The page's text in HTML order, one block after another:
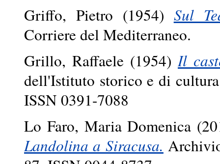
Griffo, Pietro (1954) Sul
Corriere del Mediterraneo.
Grillo, Raffaele (1954)Il
dell'Istituto storico e di
ISSN 0391-7088
Lo Faro, Maria Domenica
Landolina a Siracusa.